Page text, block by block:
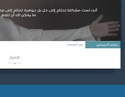
موقع ياسر بن